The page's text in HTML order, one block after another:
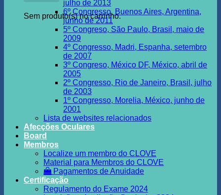
Sem produto(s) no carrinho.
julho de 2013
6º Congresso, Buenos Aires, Argentina,
junho de 2011
5º Congreso, São Paulo, Brasil, maio de
2009
4º Congresso, Madri, Espanha, setembro
de 2007
3º Congreso, México DF, México, abril de
2005
2º Congresso, Rio de Janeiro, Brasil, julho
de 2003
1º Congresso, Morelia, México, junho de
2001
Lista de websites relacionados
Afecções Oculares
Board
Membros
Localize um membro do CLOVE
Material para Membros do CLOVE
Pagamentos de Anuidade
Certificação
Regulamento do Exame 2024